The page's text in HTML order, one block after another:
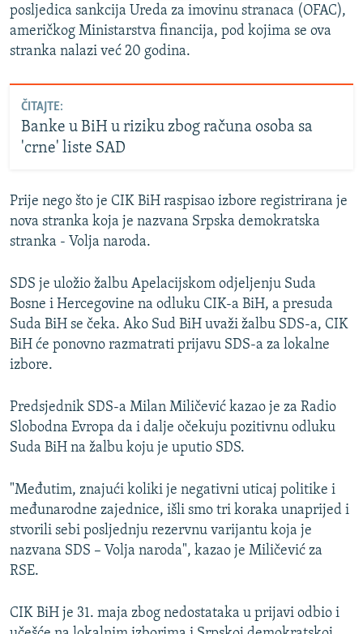
posljedica sankcija Ureda za imovinu stranaca (OFAC),
američkog Ministarstva financija, pod kojima se ova
stranka nalazi već 20 godina.
ČITAJTE:
Banke u BiH u riziku zbog računa osoba sa
'crne' liste SAD
Prije nego što je CIK BiH raspisao izbore registrirana je
nova stranka koja je nazvana Srpska demokratska
stranka - Volja naroda.
SDS je uložio žalbu Apelacijskom odjeljenju Suda
Bosne i Hercegovine na odluku CIK-a BiH, a presuda
Suda BiH se čeka. Ako Sud BiH uvaži žalbu SDS-a, CIK
BiH će ponovno razmatrati prijavu SDS-a za lokalne
izbore.
Predsjednik SDS-a Milan Miličević kazao je za Radio
Slobodna Evropa da i dalje očekuju pozitivnu odluku
Suda BiH na žalbu koju je uputio SDS.
"Međutim, znajući koliki je negativni uticaj politike i
međunarodne zajednice, išli smo tri koraka unaprijed i
stvorili sebi posljednju rezervnu varijantu koja je
nazvana SDS – Volja naroda", kazao je Miličević za
RSE.
CIK BiH je 31. maja zbog nedostataka u prijavi odbio i